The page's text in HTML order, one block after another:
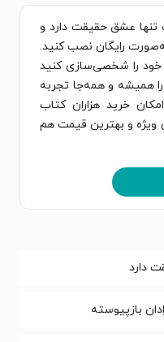
تنها عشق حقیقت دارد و
رایگان نصب کنید.
خود را شخصی‌سازی کنید
همیشه و همه‌جا تجربه
خرید هزاران کتاب
ویژه و بهترین قیمت هم
دارد
بازپیوسته